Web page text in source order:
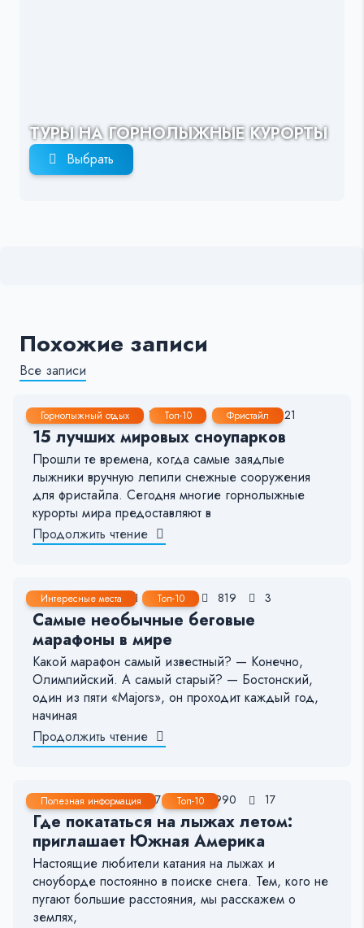
ТУРЫ НА ГОРНОЛЫЖНЫЕ КУРОРТЫ
Выбрать
Похожие записи
Все записи
Горнолыжный отдых Топ-10 Фристайл
22 Ноя, 2023 14-19 мин. 2464 21
15 лучших мировых сноупарков
Прошли те времена, когда самые заядлые
лыжники вручную лепили снежные сооружения
для фристайла. Сегодня многие горнолыжные
курорты мира предоставляют в
Продолжить чтение
Интересные места Топ-10
23 Фев, 2023 6-7 мин. 819 3
Самые необычные беговые
марафоны в мире
Какой марафон самый известный? — Конечно,
Олимпийский. А самый старый? — Бостонский,
один из пяти «Majors», он проходит каждый год,
начиная
Продолжить чтение
Полезная информация Топ-10
3 Июн, 2022 6-7 мин. 990 17
Где покататься на лыжах летом:
приглашает Южная Америка
Настоящие любители катания на лыжах и
сноуборде постоянно в поиске снега. Тем, кого не
пугают большие расстояния, мы расскажем о
землях,